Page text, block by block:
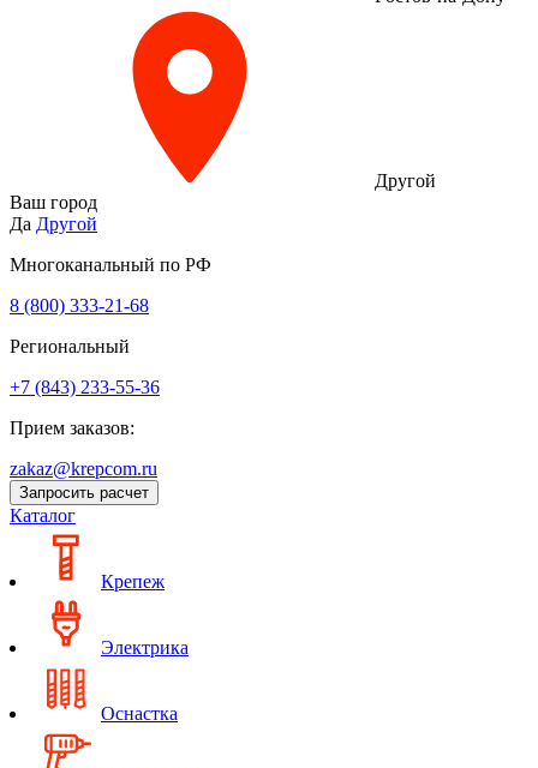
Другой
Ваш город
Да Другой
Многоканальный по РФ
8 (800) 333‑21-68
Региональный
+7 (843) 233-55-36
Прием заказов:
zakaz@krepcom.ru
Запросить расчет
Каталог
Крепеж
Электрика
Оснастка